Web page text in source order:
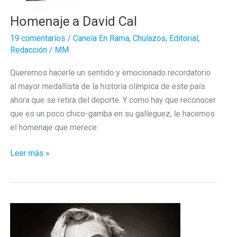
Homenaje a David Cal
19 comentarios / Canela En Rama, Chulazos, Editorial ,
Redacción / MM
Queremos hacerle un sentido y emocionado recordatorio
al mayor medallista de la historia olímpica de este país
ahora que se retira del deporte. Y como hay que reconocer
que es un poco chico-gamba en su galleguez, le hacemos
el homenaje que merece:
Homenaje
Leer más »